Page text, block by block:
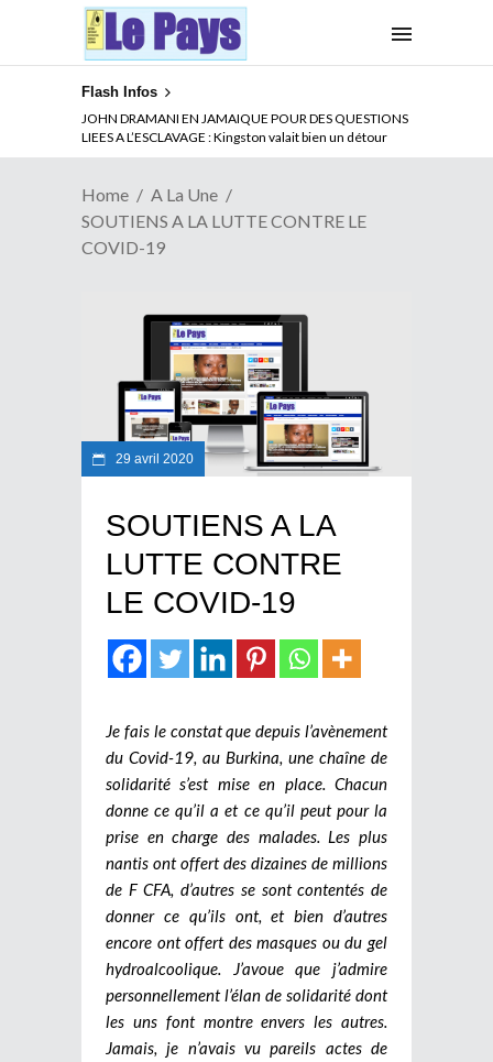
Flash Infos
JOHN DRAMANI EN JAMAIQUE POUR DES QUESTIONS
LIEES A L’ESCLAVAGE : Kingston valait bien un détour
ABSENCE PROLONGEE DE PAUL BIYA DU CAMEROUN :
Qui pilote le Cameroun ?
Home
A La Une
SOUTIENS A LA LUTTE CONTRE LE
COVID-19
29 avril 2020
SOUTIENS A LA
LUTTE CONTRE
LE COVID-19
Je fais le constat que depuis l’avènement
du Covid-19, au Burkina, une chaîne de
solidarité s’est mise en place. Chacun
donne ce qu’il a et ce qu’il peut pour la
prise en charge des malades. Les plus
nantis ont offert des dizaines de millions
de F CFA, d’autres se sont contentés de
donner ce qu’ils ont, et bien d’autres
encore ont offert des masques ou du gel
hydroalcoolique. J’avoue que j’admire
personnellement l’élan de solidarité dont
les uns font montre envers les autres.
Jamais, je n’avais vu pareils actes de